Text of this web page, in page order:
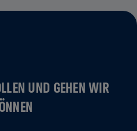
UND GEHEN WIR